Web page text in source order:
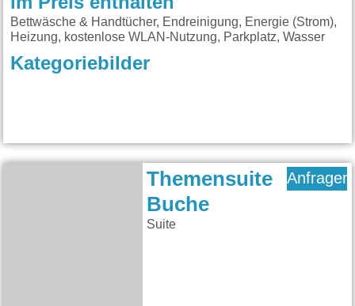
Bettwäsche & Handtücher, Endreinigung, Energie (Strom),
Heizung, kostenlose WLAN-Nutzung, Parkplatz, Wasser
Kategoriebilder
Themensuite
Buche
Suite
Anfragen